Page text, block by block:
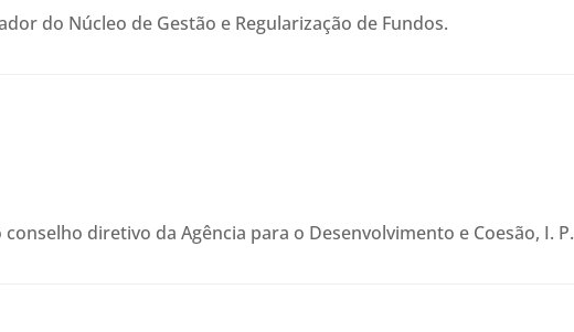
do Núcleo de Gestão e Regularização de Fundos.
diretivo da Agência para o Desenvolvimento e Coesão, I. P.